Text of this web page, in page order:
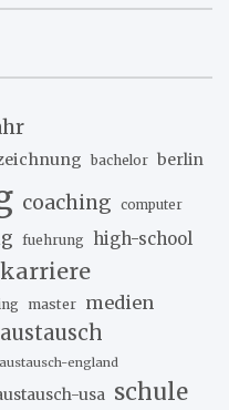
bachelor berlin
coaching computer
fuehrung high-school
karriere
master medien
england
usa schule